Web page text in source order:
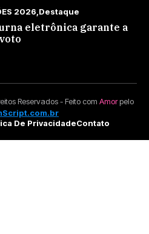
2026 Destaque
urna eletrônica garante a
Reservados - Feito com Amorpelo
De PrivacidadeContato